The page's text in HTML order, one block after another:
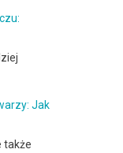
Jak
także